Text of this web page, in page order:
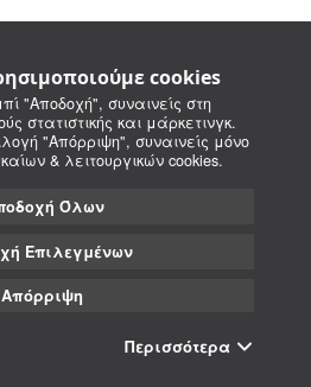
cookies
"Αποδοχή", συναινείς στη
στατιστικής και μάρκετινγκ.
"Απόρριψη", συναινείς μόνο
& λειτουργικών cookies.
Όλων
Επιλεγμένων
Απόρριψη
Περισσότερα